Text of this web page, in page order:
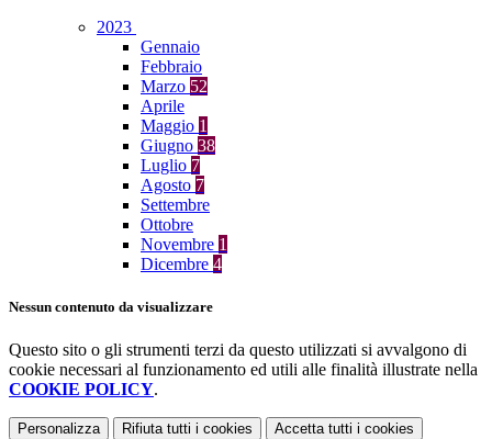
2023
Gennaio
Febbraio
Marzo 52
Aprile
Maggio 1
Giugno 38
Luglio 7
Agosto 7
Settembre
Ottobre
Novembre 1
Dicembre 4
Nessun contenuto da visualizzare
Questo sito o gli strumenti terzi da questo utilizzati si avvalgono di
cookie necessari al funzionamento ed utili alle finalità illustrate nella
COOKIE POLICY.
Personalizza Rifiuta tutti i cookies Accetta tutti i cookies